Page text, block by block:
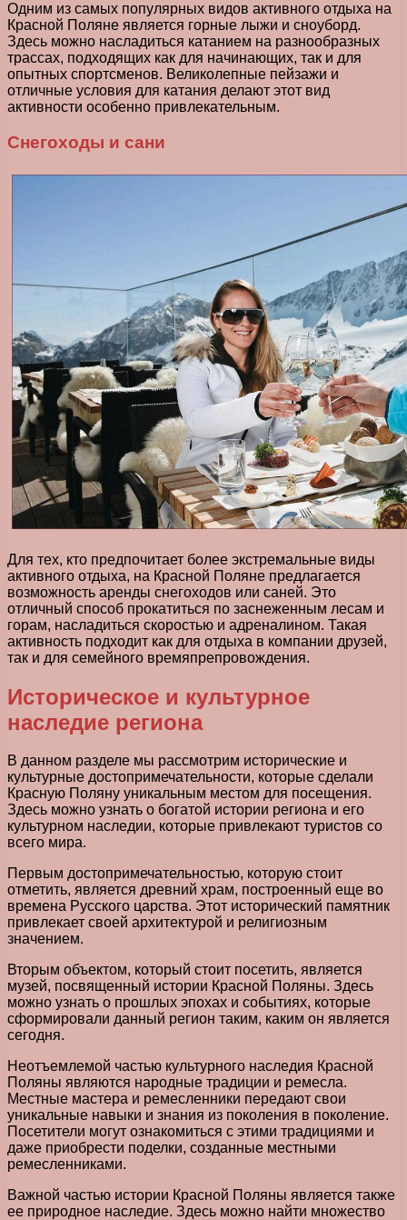
Одним из самых популярных видов активного отдыха на
Красной Поляне является горные лыжи и сноуборд.
Здесь можно насладиться катанием на разнообразных
трассах, подходящих как для начинающих, так и для
опытных спортсменов. Великолепные пейзажи и
отличные условия для катания делают этот вид
активности особенно привлекательным.
Снегоходы и сани
Для тех, кто предпочитает более экстремальные виды
активного отдыха, на Красной Поляне предлагается
возможность аренды снегоходов или саней. Это
отличный способ прокатиться по заснеженным лесам и
горам, насладиться скоростью и адреналином. Такая
активность подходит как для отдыха в компании друзей,
так и для семейного времяпрепровождения.
Историческое и культурное
наследие региона
В данном разделе мы рассмотрим исторические и
культурные достопримечательности, которые сделали
Красную Поляну уникальным местом для посещения.
Здесь можно узнать о богатой истории региона и его
культурном наследии, которые привлекают туристов со
всего мира.
Первым достопримечательностью, которую стоит
отметить, является древний храм, построенный еще во
времена Русского царства. Этот исторический памятник
привлекает своей архитектурой и религиозным
значением.
Вторым объектом, который стоит посетить, является
музей, посвященный истории Красной Поляны. Здесь
можно узнать о прошлых эпохах и событиях, которые
сформировали данный регион таким, каким он является
сегодня.
Неотъемлемой частью культурного наследия Красной
Поляны являются народные традиции и ремесла.
Местные мастера и ремесленники передают свои
уникальные навыки и знания из поколения в поколение.
Посетители могут ознакомиться с этими традициями и
даже приобрести поделки, созданные местными
ремесленниками.
Важной частью истории Красной Поляны является также
ее природное наследие. Здесь можно найти множество